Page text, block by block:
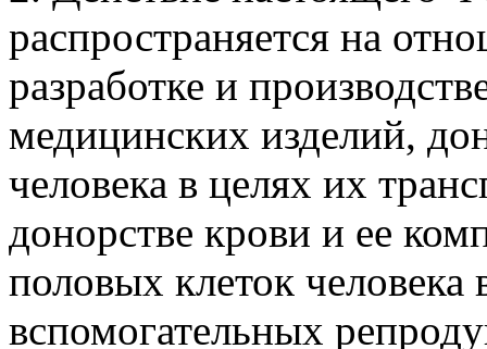
распространяется на
разработке и
медицинских изделий,
человека в целях их
донорстве крови и ее
половых клеток
вспомогательных